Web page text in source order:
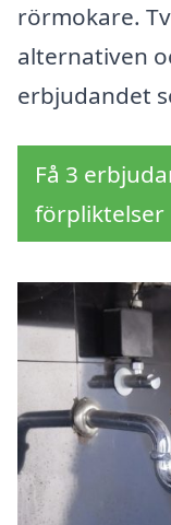
rörmokare.
alternativen
erbjudandet
Få 3
förpliktelser